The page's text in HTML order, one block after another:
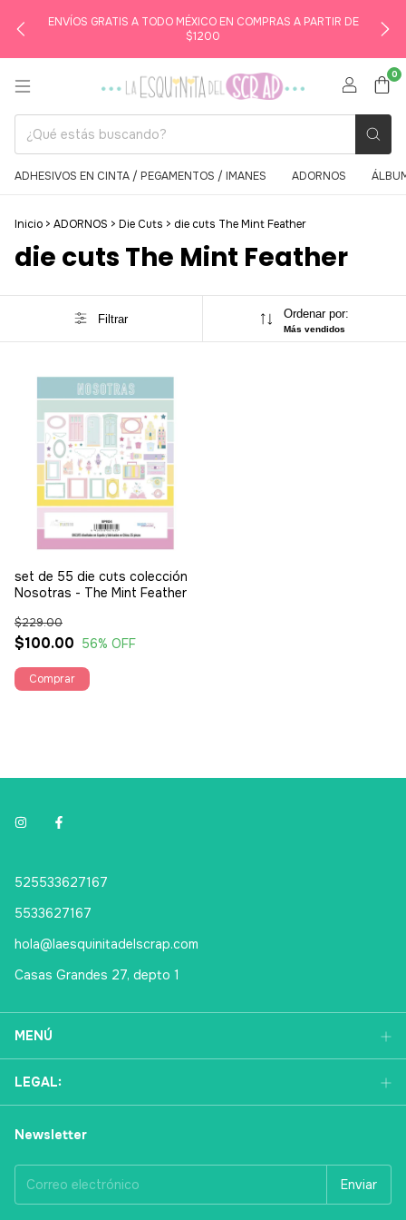
ENVÍOS GRATIS A TODO MÉXICO EN COMPRAS A PARTIR DE
$1200
0
ADHESIVOS EN CINTA / PEGAMENTOS / IMANES ADORNOS
Inicio > ADORNOS > Die Cuts > die cuts The Mint Feather
die cuts The Mint Feather
Filtrar Ordenar por:
Más vendidos
set de 55 die cuts colección
Nosotras - The Mint Feather
$100.00
$229.00
56% OFF
525533627167
5533627167
hola@laesquinitadelscrap.com
Casas Grandes 27, depto 1
MENÚ
LEGAL:
Newsletter